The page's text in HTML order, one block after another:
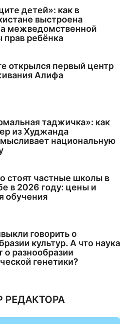
детей»: как в
выстроена
межведомственной
прав ребёнка
открылся первый центр
Алифа
таджичка»: как
из Худжанда
национальную
стоят частные школы в
в 2026 году: цены и
обучения
говорить о
культур. А что наука
о разнообразии
генетики?
РЕДАКТОРА